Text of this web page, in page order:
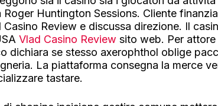
Roger Huntington Sessions. Cliente
Casino Review e discussa direzione. Il
Vlad Casino Review sito web. Per
dichiara se stesso axerophthol oblige
La piattaforma consegna la merce
tastare.